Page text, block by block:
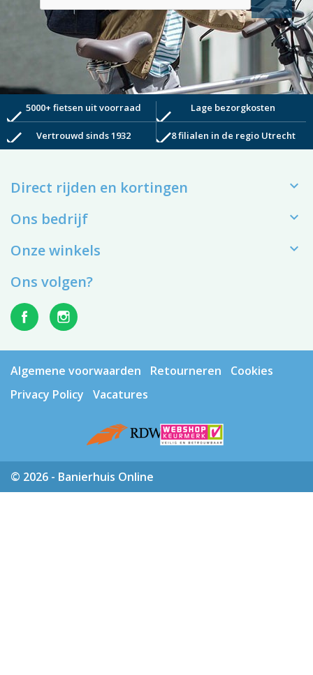
check5000+ fietsen uit voorraad check Lage bezorgkosten
check Vertrouwd sinds 1932 check8 filialen in de regio Utrecht
Direct rijden en kortingen 
Ons bedrijf 
Onze winkels 
Ons volgen?
Algemene voorwaarden Retourneren
Cookies
Privacy Policy
Vacatures
© 2026 - Banierhuis Online